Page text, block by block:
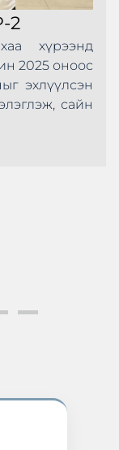
2
хүрээнд
2025 оноос
эхлүүлсэн
сайн